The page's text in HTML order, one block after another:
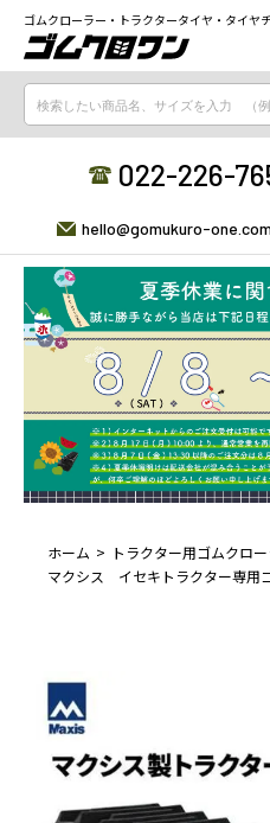
ゴムクローラー・トラクタータイヤ・タイヤ
022-226-
hello@gomukuro-one.com
ホーム
トラクター用ゴムクロ
マクシス イセキトラクター専用